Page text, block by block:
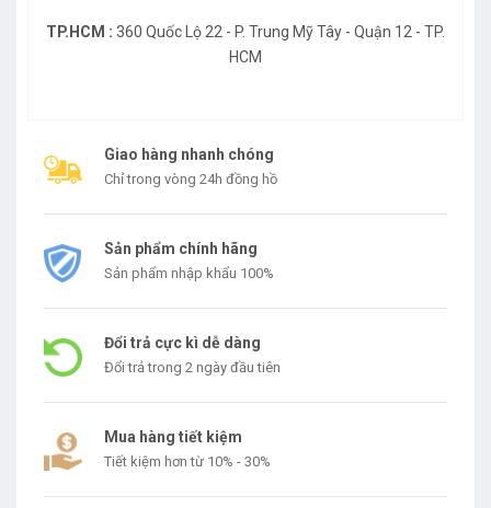
TP.HCM : 360 Quốc Lộ 22 - P. Trung Mỹ Tây - Quận 12 - TP.
HCM
Giao hàng nhanh chóng
Chỉ trong vòng 24h đồng hồ
Sản phẩm chính hãng
Sản phẩm nhập khẩu 100%
Đổi trả cực kì dễ dàng
Đổi trả trong 2 ngày đầu tiên
Mua hàng tiết kiệm
Tiết kiệm hơn từ 10% - 30%